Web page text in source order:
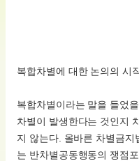
복합차별에 대한 논의의 시
복합차별이라는 말을 들었
차별이 발생한다는 것인지
지 않는다. 올바른 차별금
는 반차별공동행동의 쟁점